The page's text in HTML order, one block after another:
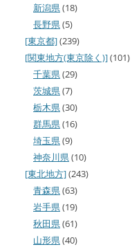
新潟県(18)
長野県(5)
[東京都](239)
[関東地方(東京除く)](101)
千葉県(29)
茨城県(7)
栃木県(30)
群馬県(16)
埼玉県(9)
神奈川県(10)
[東北地方](243)
青森県(63)
岩手県(19)
秋田県(61)
山形県(40)